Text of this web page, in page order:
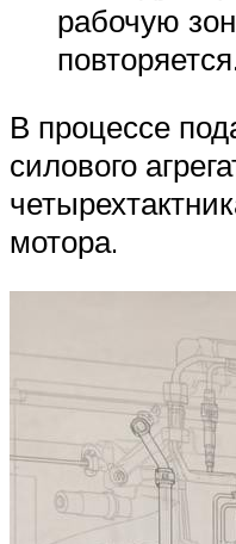
рабочую
В процессе
силового
мотора.